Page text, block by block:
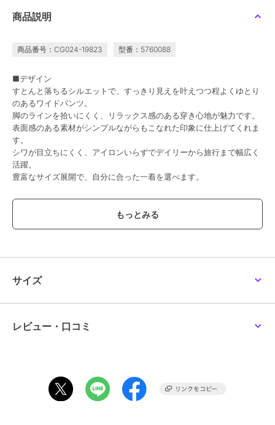
商品説明
商品番号：CG024-19823 型番：5760088
■デザイン
すとんと落ちるシルエットで、すっきり見えを叶えつつ程よくゆとり
のあるワイドパンツ。
脚のラインを拾いにくく、リラックス感のある穿き心地が魅力です。
表面感のある素材がシンプルながらもこなれた印象に仕上げてくれま
す。
シワが目立ちにくく、アイロンいらずでデイリーから旅行まで幅広く
活躍。
豊富なサイズ展開で、自分に合った一着を選べます。
■素材
凹凸感のある楊柳素材を使用。
肌離れが良く、暑い季節でもさらっと快適な穿き心地です。
表面感のある素材なので、シンプルなTシャツと合わせるだけでサマ
になる一枚。
ワンピースとのレイヤードスタイルにもおすすめで、こなれた着こな
・ウエストゴム仕様
・サイドポケット付き
サイズ
レビュー・口コミ